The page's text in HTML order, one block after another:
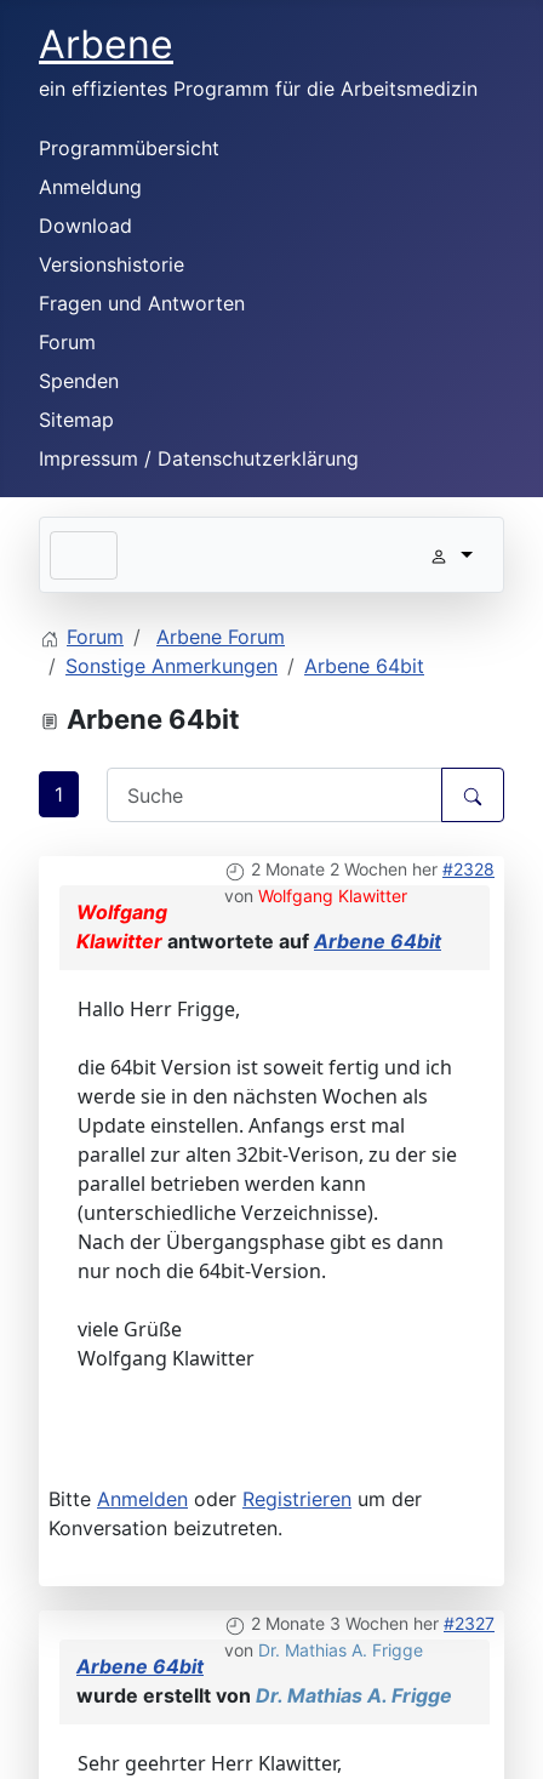
Arbene
ein effizientes Programm für die Arbeitsmedizin
Programmübersicht
Anmeldung
Download
Versionshistorie
Fragen und Antworten
Forum
Spenden
Sitemap
Impressum / Datenschutzerklärung
Forum
Arbene Forum
Sonstige Anmerkungen
Arbene 64bit
Arbene 64bit
1
2 Monate 2 Wochen her #2328
von Wolfgang Klawitter
Wolfgang
Klawitter antwortete aufArbene 64bit
Hallo Herr Frigge,
die 64bit Version ist soweit fertig und ich
werde sie in den nächsten Wochen als
Update einstellen. Anfangs erst mal
parallel zur alten 32bit-Verison, zu der sie
parallel betrieben werden kann
(unterschiedliche Verzeichnisse).
Nach der Übergangsphase gibt es dann
nur noch die 64bit-Version.
viele Grüße
Wolfgang Klawitter
Bitte Anmelden oder Registrieren um der
Konversation beizutreten.
2 Monate 3 Wochen her #2327
von Dr. Mathias A. Frigge
Arbene 64bit
wurde erstellt von Dr. Mathias A. Frigge
Sehr geehrter Herr Klawitter,